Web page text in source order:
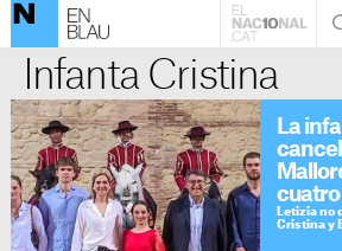
Infanta Cristina
La
Letizia no
Cristina y